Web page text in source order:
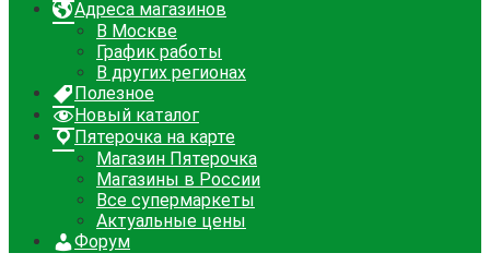
Адреса магазинов
В Москве
График работы
В других регионах
Полезное
Новый каталог
Пятерочка на карте
Магазин Пятерочка
Магазины в России
Все супермаркеты
Актуальные цены
Форум